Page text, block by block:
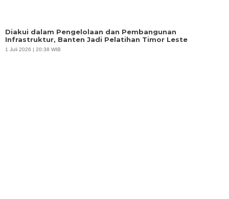
Diakui dalam Pengelolaan dan Pembangunan
Infrastruktur, Banten Jadi Pelatihan Timor Leste
1 Juli 2026 | 20:38 WIB